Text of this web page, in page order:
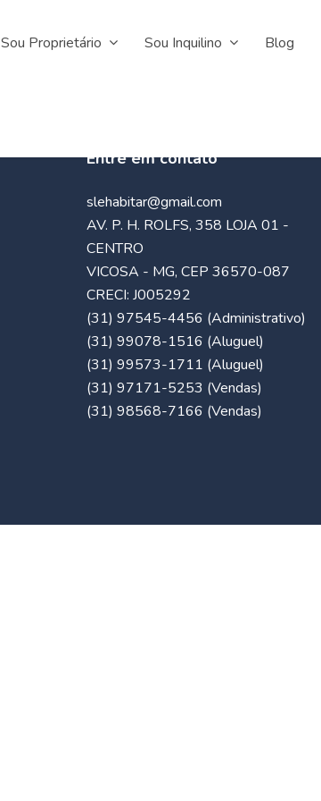
Sou Proprietário Sou Inquilino Blog
Entre em contato
slehabitar@gmail.com
AV. P. H. ROLFS, 358 LOJA 01 -
CENTRO
VICOSA - MG, CEP 36570-087
CRECI: J005292
(31) 97545-4456 (Administrativo)
(31) 99078-1516 (Aluguel)
(31) 99573-1711 (Aluguel)
(31) 97171-5253 (Vendas)
(31) 98568-7166 (Vendas)